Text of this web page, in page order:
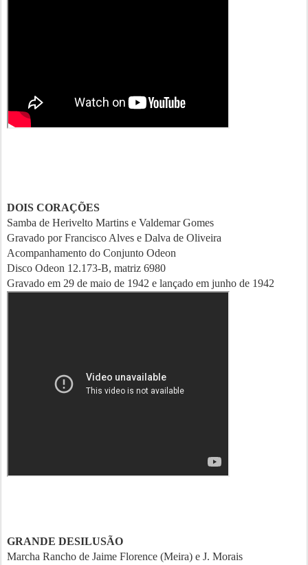
DOIS CORAÇÕES
Samba de Herivelto Martins e Valdemar Gomes
Gravado por Francisco Alves e Dalva de Oliveira
Acompanhamento do Conjunto Odeon
Disco Odeon 12.173-B, matriz 6980
Gravado em 29 de maio de 1942 e lançado em junho de 1942
GRANDE DESILUSÃO
Marcha Rancho de Jaime Florence (Meira) e J. Morais